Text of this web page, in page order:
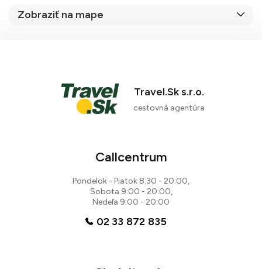
Zobraziť na mape
Travel.Sk s.r.o.
cestovná agentúra
Callcentrum
Pondelok - Piatok 8:30 - 20:00,
Sobota 9:00 - 20:00,
Nedeľa 9:00 - 20:00
02 33 872 835